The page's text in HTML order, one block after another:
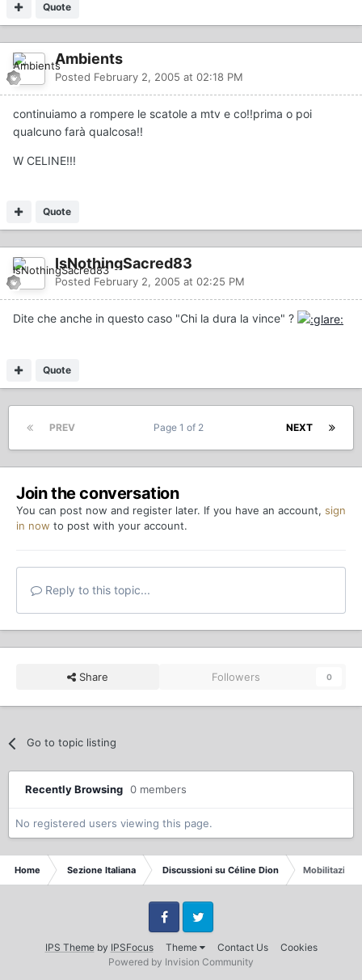
Quote
Ambients
Posted February 2, 2005 at 02:18 PM
continuiamo a rompere le scatole a mtv e co!!prima o poi
qualcuno farà qualcosa!!
W CELINE!!!
Quote
IsNothingSacred83
Posted February 2, 2005 at 02:25 PM
Dite che anche in questo caso "Chi la dura la vince" ?
Quote
PREV NEXT
Page 1 of 2
Join the conversation
You can post now and register later. If you have an account, sign
in now to post with your account.
Reply to this topic...
Share Followers 0
Go to topic listing
Recently Browsing 0 members
No registered users viewing this page.
Home Sezione Italiana Discussioni su Céline Dion
IPS Themeby IPSFocus Theme Contact Us Cookies
FacebookTwitter
Powered by Invision Community